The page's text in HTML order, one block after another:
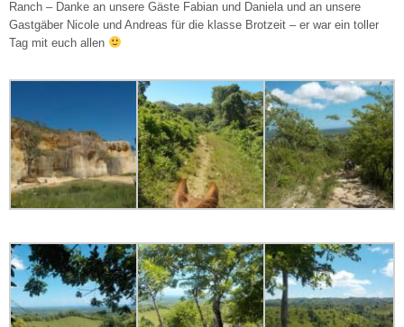
Ranch – Danke an unsere Gäste Fabian und Daniela und an unsere
Gastgäber Nicole und Andreas für die klasse Brotzeit – er war ein toller
Tag mit euch allen